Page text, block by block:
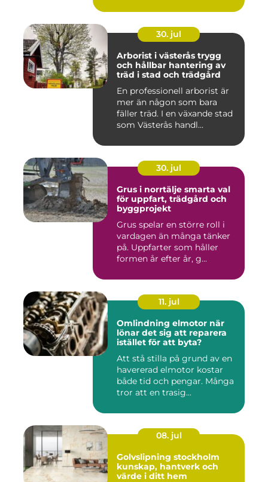
30. jul
Arborist i västerås trygg
och hållbar hantering av
träd i stad och trädgård
En professionell arborist är
mer än någon som bara
fäller träd. I en växande stad
som Västerås handl...
30. jul
Grus i norrtälje smarta val
för uppfart, trädgård och
byggprojekt
Grus spelar en större roll i
vardagen än många tänker
på. Uppfarter som håller
formen år efter år, g...
11. jul
Omlindning elmotor när
lönar det sig att reparera
istället för att byta?
Att stå stilla på grund av en
havererad elmotor kostar
både tid och pengar. Många
tror att en trasig...
08. jul
Golvslipning stockholm
kunskap, hantverk och
värde i ditt hem